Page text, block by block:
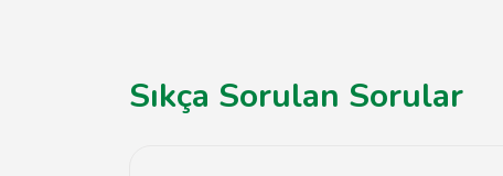
Sıkça Sorulan Sorular